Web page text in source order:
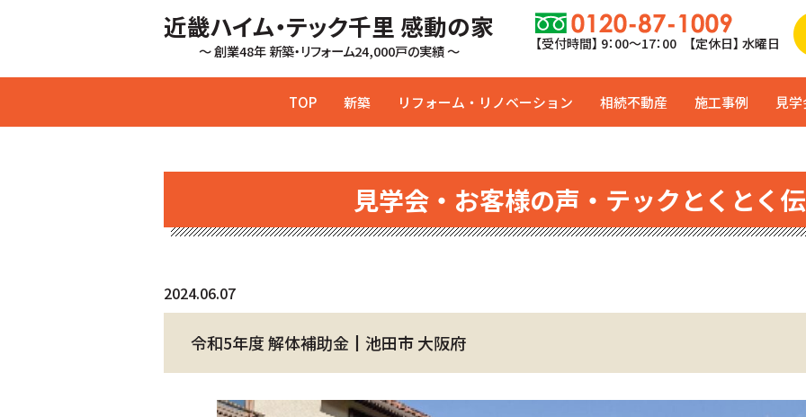
近畿ハイム・テック千里 感動の家
～ 創業48年 新築・リフォーム24,000戸の実績 ～ 【受付時間】 9：00〜17：00 【定休日】 水曜日
TOP 新築 リフォーム・リノベーション 相続不動産 施工事例 見
見学会・お客様の声・テックとくとく
2024.06.07
令和5年度 解体補助金┃池田市 大阪府